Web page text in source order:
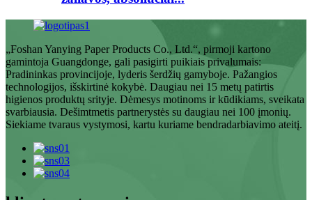
„Foshan Yanying Paper Products Co., Ltd.“, pirmoji kartono
gamintoja Guangdonge, gali pasigirti puikiais privalumais:
Pradininkas provincijoje, lyderis šerdžių gamyboje. Pažangios
technologijos, išskirtinė kokybė. Daugiau nei 15 metų patirtis
higienos produktų srityje. Dėmesys motinoms ir kūdikiams, sveikata
svarbiausia. Dešimtmetis partnerystės su daugiau nei 100 įmonių.
Siekiame tvaraus vystymosi, kartu kuriame bendradarbiavimo ateitį.